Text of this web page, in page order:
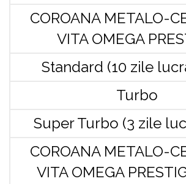
COROANA METALO-
VITA OMEGA
Standard (10 zile
Turbo
Super Turbo (3 zile
COROANA METALO-
VITA OMEGA